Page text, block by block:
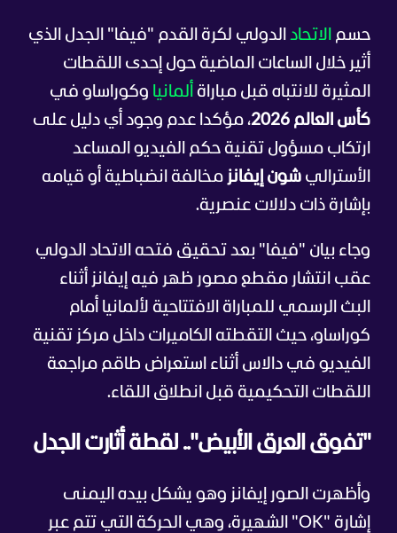
حسم الاتحاد الدولي لكرة القدم "فيفا" الجدل الذي
أثير خلال الساعات الماضية حول إحدى اللقطات
المثيرة للانتباه قبل مباراة ألمانيا وكوراساو في
كأس العالم 2026
، مؤكدا عدم وجود أي دليل على
ارتكاب مسؤول تقنية حكم الفيديو المساعد
الأسترالي شون إيفانز مخالفة انضباطية أو قيامه
بإشارة ذات دلالات عنصرية.
وجاء بيان "فيفا" بعد تحقيق فتحه الاتحاد الدولي
عقب انتشار مقطع مصور ظهر فيه إيفانز أثناء
البث الرسمي للمباراة الافتتاحية لألمانيا أمام
كوراساو، حيث التقطته الكاميرات داخل مركز تقنية
الفيديو في دالاس أثناء استعراض طاقم مراجعة
اللقطات التحكيمية قبل انطلاق اللقاء.
"تفوق العرق الأبيض".. لقطة أثارت الجدل
وأظهرت الصور إيفانز وهو يشكل بيده اليمنى
إشارة "OK" الشهيرة، وهي الحركة التي تتم عبر